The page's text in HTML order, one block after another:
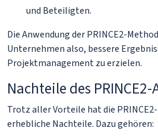
und Beteiligten.
Die Anwendung der PRINCE2-
Unternehmen also, bessere
Projektmanagement zu erzielen.
Nachteile des PRINCE2-
Trotz aller Vorteile hat die
erhebliche Nachteile. Dazu gehören: